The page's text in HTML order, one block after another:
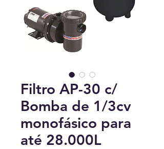
Filtro AP-30 c/
Bomba de 1/3cv
monofásico para
até 28.000L